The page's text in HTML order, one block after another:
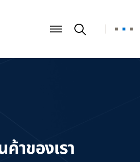
ค้าของเรา